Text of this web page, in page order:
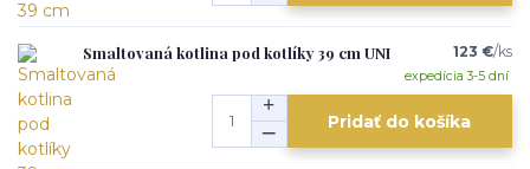
Smaltovaná kotlina pod kotlíky 39 cm UNI 123 €/ks
expedícia 3-5 dní
Pridať do košíka